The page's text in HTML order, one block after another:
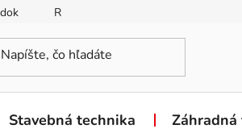
Reklamačný formulár
Stavebná technika